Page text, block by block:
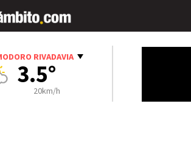
RIVADAVIA
3.5°
20km/h